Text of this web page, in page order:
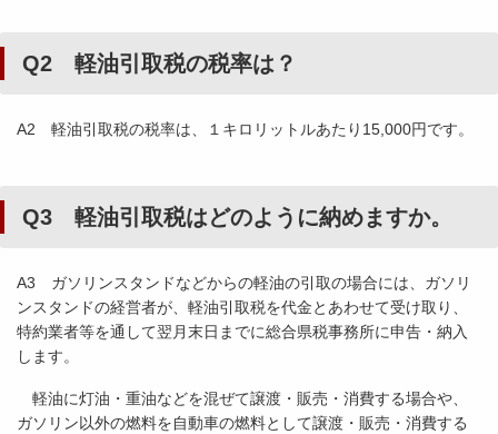
Q2 軽油引取税の税率は？
A2 軽油引取税の税率は、１キロリットルあたり15,000円です。
Q3 軽油引取税はどのように納めますか。
A3 ガソリンスタンドなどからの軽油の引取の場合には、ガソリ
ンスタンドの経営者が、軽油引取税を代金とあわせて受け取り、
特約業者等を通して翌月末日までに総合県税事務所に申告・納入
します。
軽油に灯油・重油などを混ぜて譲渡・販売・消費する場合や、
ガソリン以外の燃料を自動車の燃料として譲渡・販売・消費する